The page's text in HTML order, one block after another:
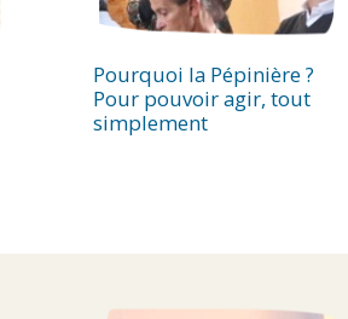
Pourquoi la Pépinière ?
Pour pouvoir agir, tout
simplement